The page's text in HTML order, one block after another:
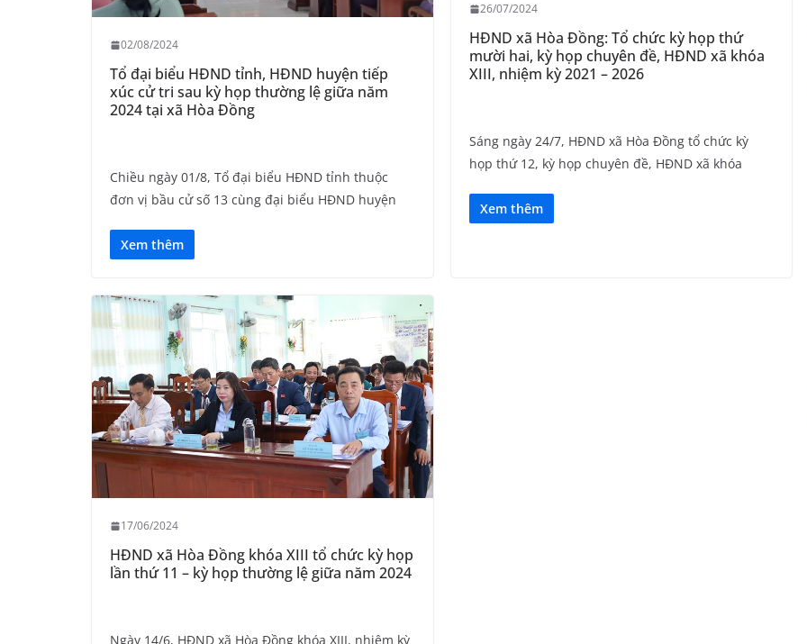
02/08/2024
Tổ đại biểu HĐND tỉnh, HĐND huyện tiếp
xúc cử tri sau kỳ họp thường lệ giữa năm
2024 tại xã Hòa Đồng
Chiều ngày 01/8, Tổ đại biểu HĐND tỉnh thuộc
đơn vị bầu cử số 13 cùng đại biểu HĐND huyện
Xem thêm
26/07/2024
HĐND xã Hòa Đồng: Tổ chức kỳ họp thứ
mười hai, kỳ họp chuyên đề, HĐND xã khóa
XIII, nhiệm kỳ 2021 – 2026
Sáng ngày 24/7, HĐND xã Hòa Đồng tổ chức kỳ
họp thứ 12, kỳ họp chuyên đề, HĐND xã khóa
Xem thêm
17/06/2024
HĐND xã Hòa Đồng khóa XIII tổ chức kỳ họp
lần thứ 11 – kỳ họp thường lệ giữa năm 2024
Ngày 14/6, HĐND xã Hòa Đồng khóa XIII, nhiệm kỳ